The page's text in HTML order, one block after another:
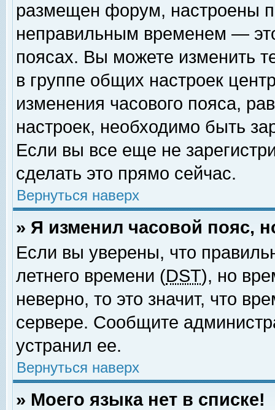
размещен форум, настроены
неправильным временем —
поясах. Вы можете изменить
в группе общих настроек
изменения часового пояса,
настроек, необходимо быть
Если вы все еще не
сделать это прямо сейчас.
Вернуться наверх
» Я изменил часовой пояс,
Если вы уверены, что
летнего времени (DST), но
неверно, то это значит, что
сервере. Сообщите
устранил ее.
Вернуться наверх
» Моего языка нет в списке!